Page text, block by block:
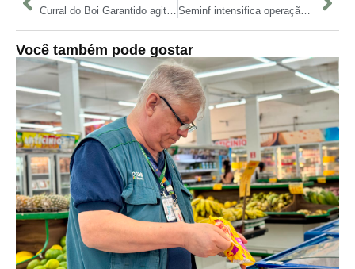
Curral do Boi Garantido agita Sambódromo de Manaus neste sábado
Seminf intensifica operação de limpeza e desobstrução de bueiros no Centro de Manaus
Você também pode gostar